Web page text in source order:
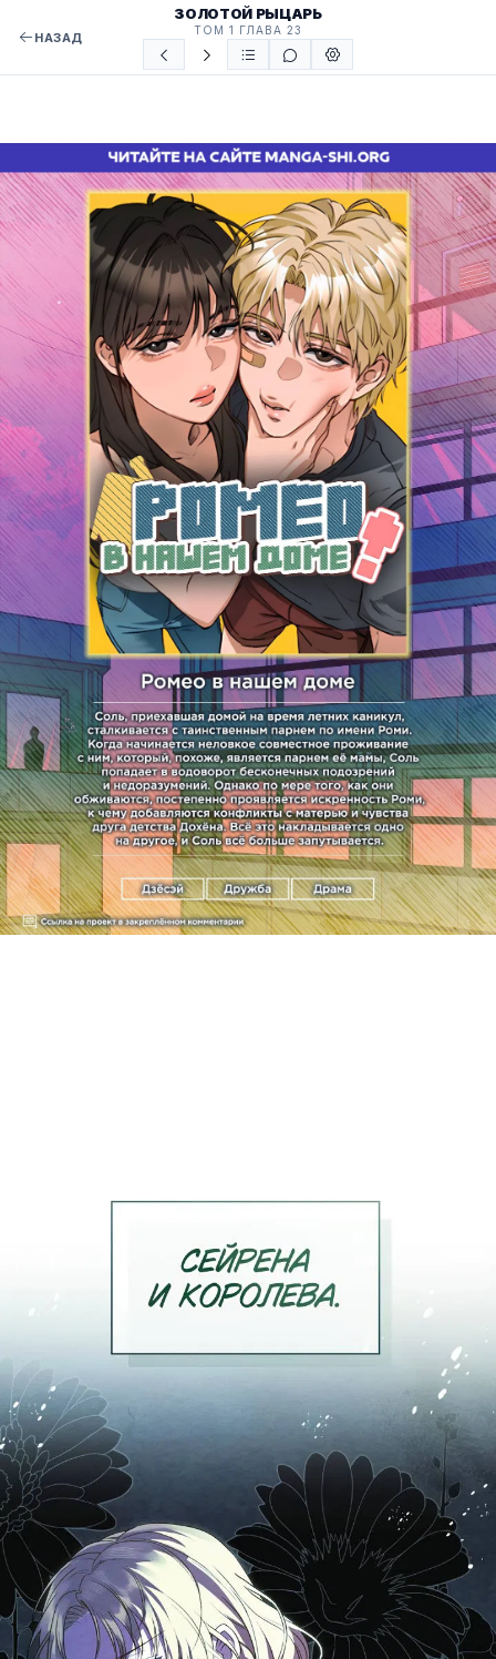
НАЗАД
ЗОЛОТОЙ РЫЦАРЬ
ТОМ 1 ГЛАВА 23